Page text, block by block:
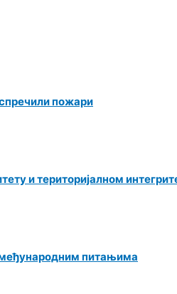
пожари
и територијалном
међународним питањима